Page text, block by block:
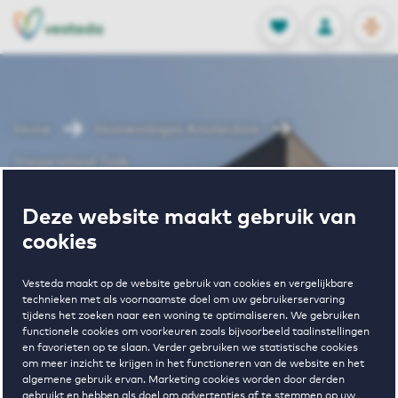
Deze website maakt gebruik van
cookies
Vesteda maakt op de website gebruik van cookies en vergelijkbare
technieken met als voornaamste doel om uw gebruikerservaring
tijdens het zoeken naar een woning te optimaliseren. We gebruiken
functionele cookies om voorkeuren zoals bijvoorbeeld taalinstellingen
en favorieten op te slaan. Verder gebruiken we statistische cookies
om meer inzicht te krijgen in het functioneren van de website en het
algemene gebruik ervan. Marketing cookies worden door derden
FAVORIETEN
Opgeslagen
INLOGGEN
NL
EN
Wonen in
Steigereiland
Tjalk